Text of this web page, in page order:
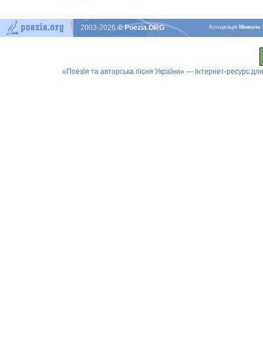
КонцепцiяМикола
2003-2026© Poezia.ORG
«Поезія та авторська пісня України» — Інтернет-ресурс